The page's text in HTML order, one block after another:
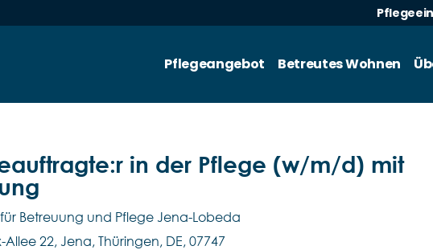
Pflegeangebot Betreutes Wohnen
in der Pflege (w/m/d) mit
Betreuung und Pflege Jena-Lobeda
Allee 22, Jena, Thüringen, DE, 07747